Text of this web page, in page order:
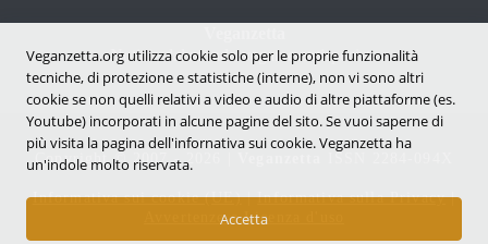
Notizie dal mondo vegan e antispecista
Copyright © 2007 - 2026 |
Informativa sui cookie (UE)|Informativa sulla Privacy|
Avvertenze e Licenza d'uso
Veganzetta.org utilizza cookie solo per le proprie funzionalità
tecniche, di protezione e statistiche (interne), non vi sono altri
cookie se non quelli relativi a video e audio di altre piattaforme (es.
Youtube) incorporati in alcune pagine del sito. Se vuoi saperne di
più visita la pagina dell'infornativa sui cookie. Veganzetta ha
un'indole molto riservata.
Accetta